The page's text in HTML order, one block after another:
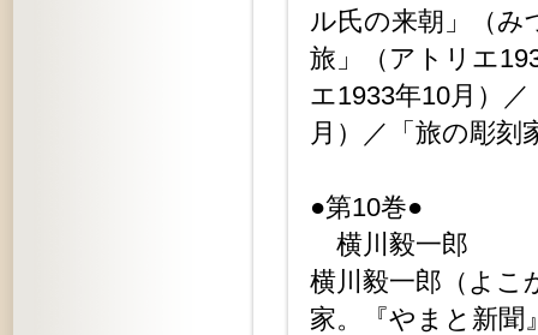
ル氏の来朝」（み
旅」（アトリエ
エ1933年10月）
月）／「旅の彫刻
●第10巻●
横川毅一郎
横川毅一郎（よ
家。『やまと新聞